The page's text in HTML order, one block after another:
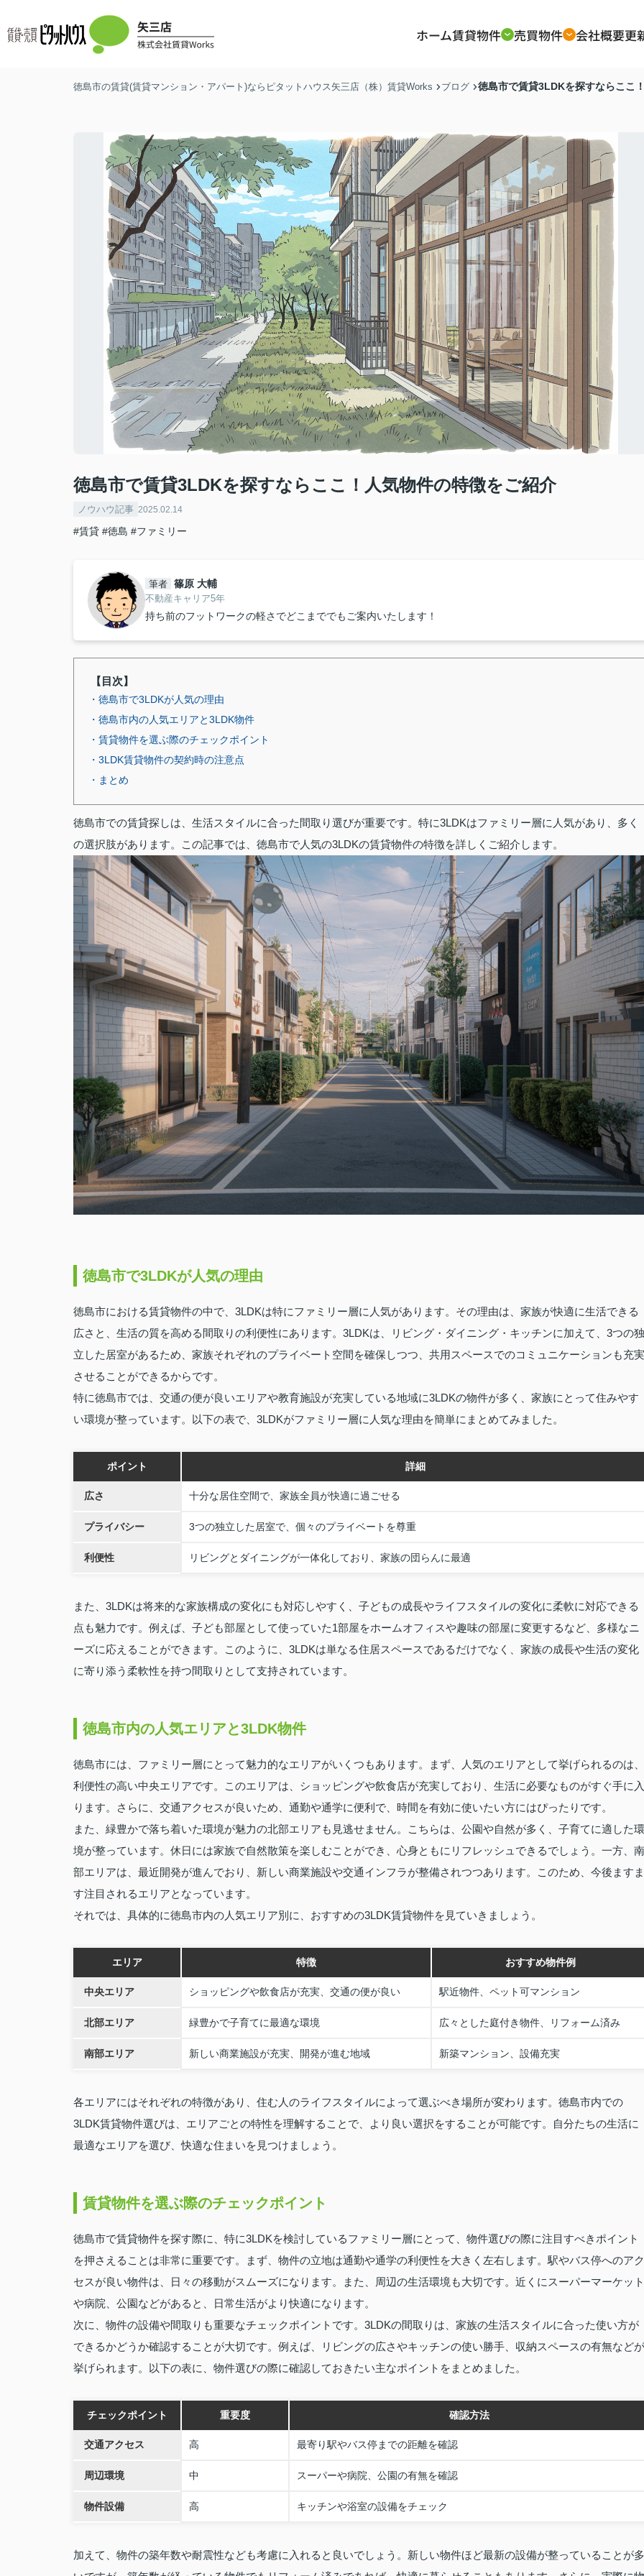
ホーム賃貸物件 売買物件 会社概要更
徳島市の賃貸(賃貸マンション・アパート)ならピタットハウス矢三店（株）賃貸Works ブログ 徳島市で賃貸3LDKを探すならここ
徳島市で賃貸3LDKを探すならここ！人気物件の特徴をご紹介
ノウハウ記事 2025.02.14
#賃貸 #徳島 #ファミリー
筆者 篠原 大輔
不動産キャリア5年
持ち前のフットワークの軽さでどこまででもご案内いたします！
【目次】
・徳島市で3LDKが人気の理由
・徳島市内の人気エリアと3LDK物件
・賃貸物件を選ぶ際のチェックポイント
・3LDK賃貸物件の契約時の注意点
・まとめ
徳島市での賃貸探しは、生活スタイルに合った間取り選びが重要です。特に3LDKはファミリー層に人気があり、多く
の選択肢があります。この記事では、徳島市で人気の3LDKの賃貸物件の特徴を詳しくご紹介します。
徳島市で3LDKが人気の理由
徳島市における賃貸物件の中で、3LDKは特にファミリー層に人気があります。その理由は、家族が快適に生活できる
広さと、生活の質を高める間取りの利便性にあります。3LDKは、リビング・ダイニング・キッチンに加えて、3つの独
立した居室があるため、家族それぞれのプライベート空間を確保しつつ、共用スペースでのコミュニケーションも充実
させることができるからです。
特に徳島市では、交通の便が良いエリアや教育施設が充実している地域に3LDKの物件が多く、家族にとって住みやす
い環境が整っています。以下の表で、3LDKがファミリー層に人気な理由を簡単にまとめてみました。
ポイント 詳細
広さ 十分な居住空間で、家族全員が快適に過ごせる
プライバシー 3つの独立した居室で、個々のプライベートを尊重
利便性 リビングとダイニングが一体化しており、家族の団らんに最適
また、3LDKは将来的な家族構成の変化にも対応しやすく、子どもの成長やライフスタイルの変化に柔軟に対応できる
点も魅力です。例えば、子ども部屋として使っていた1部屋をホームオフィスや趣味の部屋に変更するなど、多様なニ
ーズに応えることができます。このように、3LDKは単なる住居スペースであるだけでなく、家族の成長や生活の変化
に寄り添う柔軟性を持つ間取りとして支持されています。
徳島市内の人気エリアと3LDK物件
徳島市には、ファミリー層にとって魅力的なエリアがいくつもあります。まず、人気のエリアとして挙げられるのは、
利便性の高い中央エリアです。このエリアは、ショッピングや飲食店が充実しており、生活に必要なものがすぐ手に入
ります。さらに、交通アクセスが良いため、通勤や通学に便利で、時間を有効に使いたい方にはぴったりです。
また、緑豊かで落ち着いた環境が魅力の北部エリアも見逃せません。こちらは、公園や自然が多く、子育てに適した環
境が整っています。休日には家族で自然散策を楽しむことができ、心身ともにリフレッシュできるでしょう。一方、南
部エリアは、最近開発が進んでおり、新しい商業施設や交通インフラが整備されつつあります。このため、今後ますま
す注目されるエリアとなっています。
それでは、具体的に徳島市内の人気エリア別に、おすすめの3LDK賃貸物件を見ていきましょう。
エリア 特徴 おすすめ物件例
中央エリア ショッピングや飲食店が充実、交通の便が良い 駅近物件、ペット可マンション
北部エリア 緑豊かで子育てに最適な環境 広々とした庭付き物件、リフォーム済み
南部エリア 新しい商業施設が充実、開発が進む地域 新築マンション、設備充実
各エリアにはそれぞれの特徴があり、住む人のライフスタイルによって選ぶべき場所が変わります。徳島市内での
3LDK賃貸物件選びは、エリアごとの特性を理解することで、より良い選択をすることが可能です。自分たちの生活に
最適なエリアを選び、快適な住まいを見つけましょう。
賃貸物件を選ぶ際のチェックポイント
徳島市で賃貸物件を探す際に、特に3LDKを検討しているファミリー層にとって、物件選びの際に注目すべきポイント
を押さえることは非常に重要です。まず、物件の立地は通勤や通学の利便性を大きく左右します。駅やバス停へのアク
セスが良い物件は、日々の移動がスムーズになります。また、周辺の生活環境も大切です。近くにスーパーマーケット
や病院、公園などがあると、日常生活がより快適になります。
次に、物件の設備や間取りも重要なチェックポイントです。3LDKの間取りは、家族の生活スタイルに合った使い方が
できるかどうか確認することが大切です。例えば、リビングの広さやキッチンの使い勝手、収納スペースの有無などが
挙げられます。以下の表に、物件選びの際に確認しておきたい主なポイントをまとめました。
チェックポイント 重要度 確認方法
交通アクセス 高 最寄り駅やバス停までの距離を確認
周辺環境 中 スーパーや病院、公園の有無を確認
物件設備 高 キッチンや浴室の設備をチェック
加えて、物件の築年数や耐震性なども考慮に入れると良いでしょう。新しい物件ほど最新の設備が整っていることが多